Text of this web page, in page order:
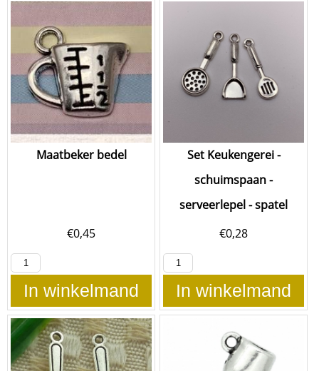
Maatbeker bedel
€0,45
In winkelmand
Set Keukengerei -
schuimspaan -
serveerlepel - spatel
€0,28
In winkelmand